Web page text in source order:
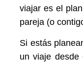
viajar es el
pareja (o
Si estás
un viaje desde